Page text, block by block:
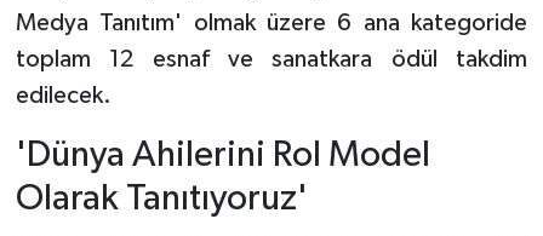
Medya Tanıtım' olmak üzere 6 ana kategoride
toplam 12 esnaf ve sanatkara ödül takdim
edilecek.
'Dünya Ahilerini Rol Model
Olarak Tanıtıyoruz'